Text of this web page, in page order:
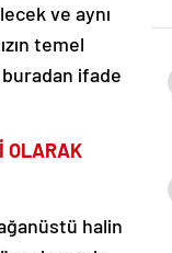
ve aynı
temel
buradan ifade
OLARAK
halin